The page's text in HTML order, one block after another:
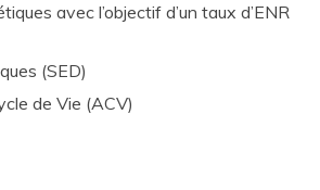
avec l’objectif d’un taux d’ENR
(SED)
de Vie (ACV)